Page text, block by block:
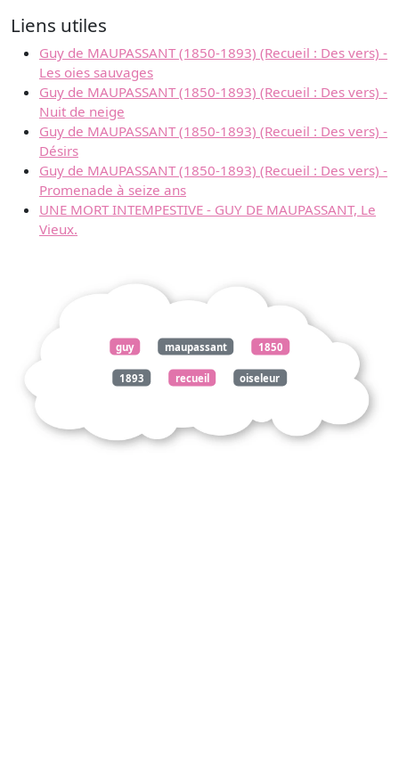
Liens utiles
Guy de MAUPASSANT (1850-1893) (Recueil : Des vers) -
Les oies sauvages
Guy de MAUPASSANT (1850-1893) (Recueil : Des vers) -
Nuit de neige
Guy de MAUPASSANT (1850-1893) (Recueil : Des vers) -
Désirs
Guy de MAUPASSANT (1850-1893) (Recueil : Des vers) -
Promenade à seize ans
UNE MORT INTEMPESTIVE - GUY DE MAUPASSANT, Le
Vieux.
guy maupassant 1850
1893 recueil oiseleur